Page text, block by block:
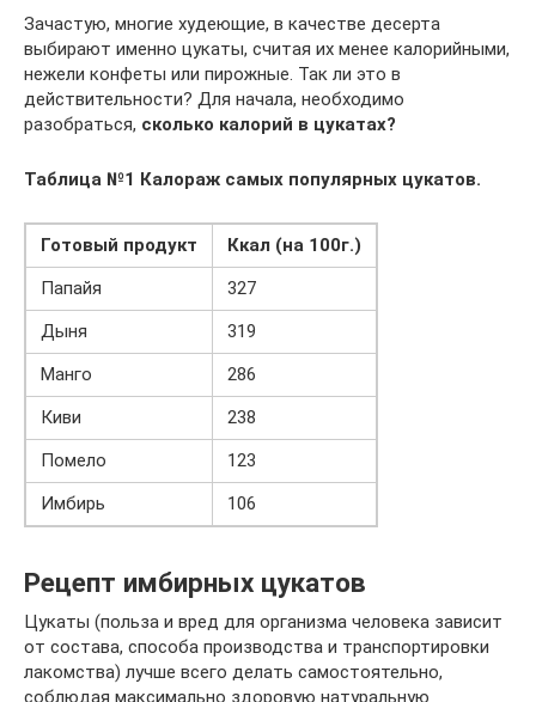
Зачастую, многие худеющие, в качестве десерта
выбирают именно цукаты, считая их менее калорийными,
нежели конфеты или пирожные. Так ли это в
действительности? Для начала, необходимо
разобраться, сколько калорий в цукатах?
Таблица №1 Калораж самых популярных цукатов.
Готовый продукт
Ккал (на 100г.)
Папайя
327
Дыня
319
Манго
286
Киви
238
Помело
123
Имбирь
106
Рецепт имбирных цукатов
Цукаты (польза и вред для организма человека зависит
от состава, способа производства и транспортировки
лакомства) лучше всего делать самостоятельно,